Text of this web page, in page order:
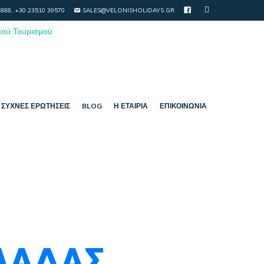
+30 23510 39570 SALES@VELONISHOLIDAYS.GR
ΣΥΧΝΈΣ ΕΡΩΤΉΣΕΙΣ BLOG Η ΕΤΑΙΡΊΑ ΕΠΙΚΟΙΝΩΝΊΑ